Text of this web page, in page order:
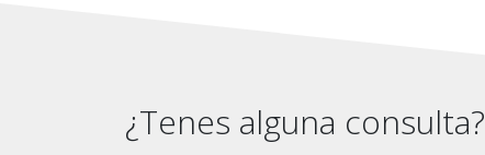
¿Tenes alguna consulta?